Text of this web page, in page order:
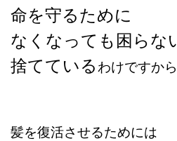
命を守るために
なくなっても困らな
捨てているわけですから
髪を復活させるためには